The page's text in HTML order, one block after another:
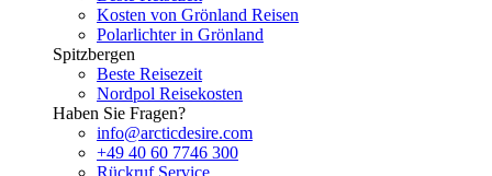
Kosten von Grönland Reisen
Polarlichter in Grönland
Spitzbergen
Beste Reisezeit
Nordpol Reisekosten
Haben Sie Fragen?
info@arcticdesire.com
+49 40 60 7746 300